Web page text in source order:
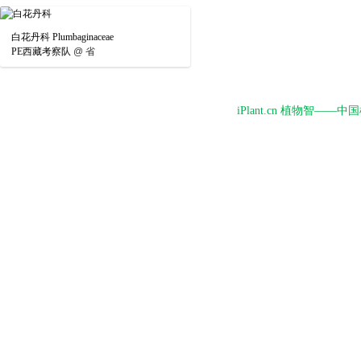
白花丹科 Plumbaginaceae
PE西藏考察队 @ 省
iPlant.cn 植物智——中国